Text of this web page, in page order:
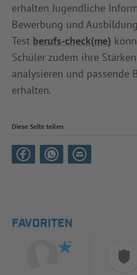
erhalten Jugendliche
Bewerbung und
Test berufs-check(me)
Schüler zudem ihre
analysieren und passende
erhalten.
Diese Seite teilen
FAVORITEN